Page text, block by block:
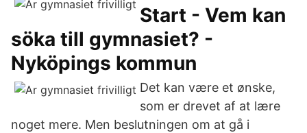
Start - Vem kan
söka till gymnasiet? -
Nyköpings kommun
Det kan være et ønske,
som er drevet af at lære
noget mere. Men beslutningen om at gå i